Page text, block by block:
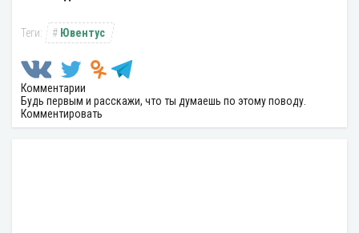
Ювентус
Комментарии
Будь первым и расскажи, что ты думаешь по этому поводу.
Комментировать